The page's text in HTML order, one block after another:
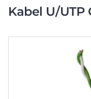
Kabel U/UTP